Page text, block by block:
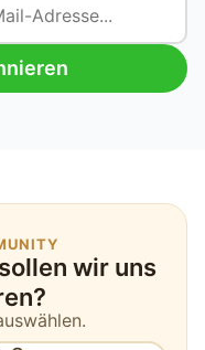
wir uns